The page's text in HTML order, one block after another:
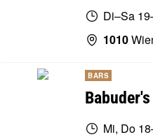
Di–Sa
1010
BARS
Babuder's
Mi, Do